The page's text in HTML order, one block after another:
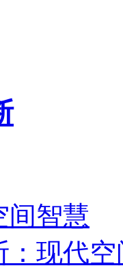
间智慧
：现代